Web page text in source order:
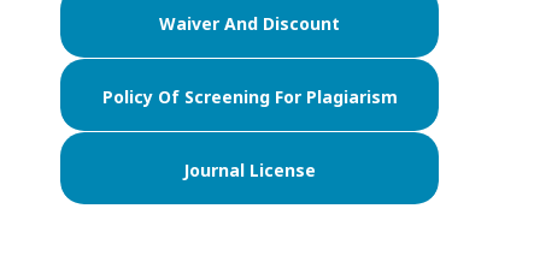
Waiver And Discount
Policy Of Screening For Plagiarism
Journal License